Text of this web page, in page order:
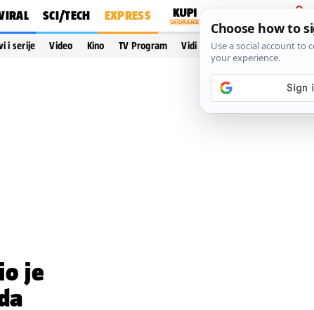
SCI/TECH EXPRESS
PRIJAVA
i serije Video Kino TV Program Vidi još…
je